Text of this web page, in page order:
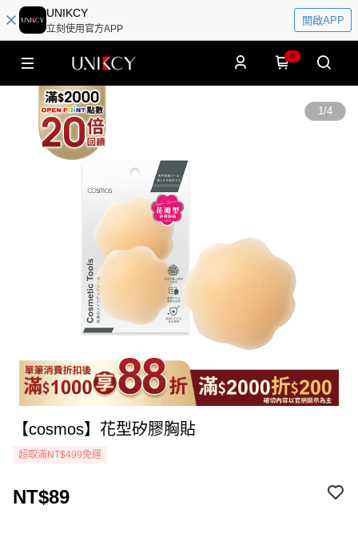
UNIKCY
立刻使用官方APP
開啟APP
0
1/4
【cosmos】花型矽膠胸貼
超取滿NT$499免運
NT$89